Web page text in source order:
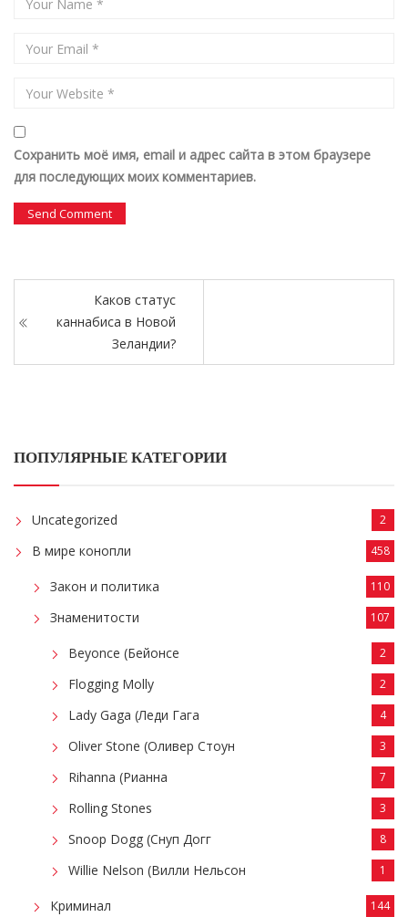
Сохранить моё имя, email и адрес сайта в этом браузере
для последующих моих комментариев.
Каков статус
каннабиса в Новой
Зеландии?
ПОПУЛЯРНЫЕ КАТЕГОРИИ
Uncategorized 2
В мире конопли 458
Закон и политика 110
Знаменитости 107
Beyonce (Бейонсе 2
Flogging Molly 2
Lady Gaga (Леди Гага 4
Oliver Stone (Оливер Стоун 3
Rihanna (Рианна 7
Rolling Stones 3
Snoop Dogg (Снуп Догг 8
Willie Nelson (Вилли Нельсон 1
Криминал 144